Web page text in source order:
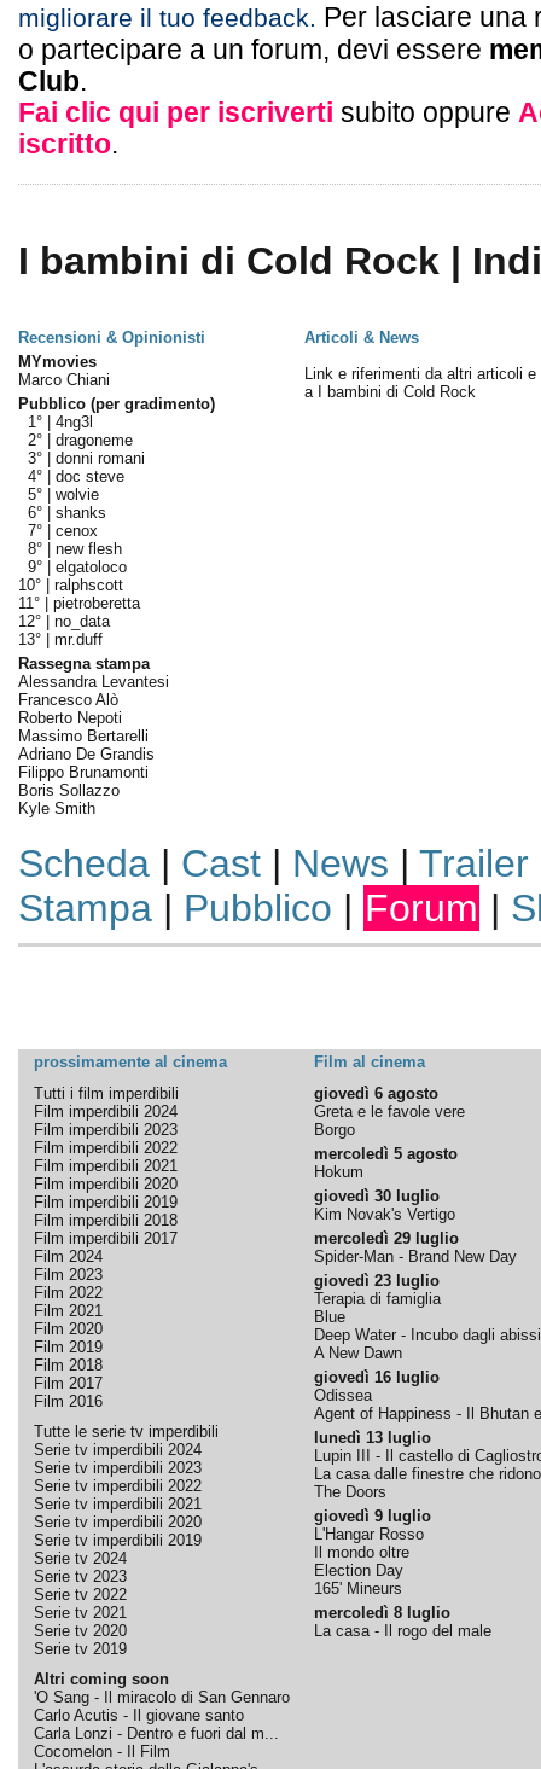
migliorare il tuo feedback. Per lasciare una
o partecipare a un forum, devi essere
Club.
Fai clic qui per iscriverti subito oppure
iscritto.
I bambini di Cold Rock |
Recensioni & Opinionisti
Articoli & News
MYmovies
Marco Chiani
Pubblico (per gradimento)
1° | 4ng3l
2° | dragoneme
3° | donni romani
4° | doc steve
5° | wolvie
6° | shanks
7° | cenox
8° | new flesh
9° | elgatoloco
10° | ralphscott
11° | pietroberetta
12° | no_data
13° | mr.duff
Rassegna stampa
Alessandra Levantesi
Francesco Alò
Roberto Nepoti
Massimo Bertarelli
Adriano De Grandis
Filippo Brunamonti
Boris Sollazzo
Kyle Smith
Link e riferimenti da altri articoli e
a I bambini di Cold Rock
Scheda| Cast| News | Trailer
Stampa| Pubblico | Forum |
prossimamente al cinema
Film al cinema
Tutti i film imperdibili
Film imperdibili 2024
Film imperdibili 2023
Film imperdibili 2022
Film imperdibili 2021
Film imperdibili 2020
Film imperdibili 2019
Film imperdibili 2018
Film imperdibili 2017
Film 2024
Film 2023
Film 2022
Film 2021
Film 2020
Film 2019
Film 2018
Film 2017
Film 2016
Tutte le serie tv imperdibili
Serie tv imperdibili 2024
Serie tv imperdibili 2023
Serie tv imperdibili 2022
Serie tv imperdibili 2021
Serie tv imperdibili 2020
Serie tv imperdibili 2019
Serie tv 2024
Serie tv 2023
Serie tv 2022
Serie tv 2021
Serie tv 2020
Serie tv 2019
Altri coming soon
'O Sang - Il miracolo di San Gennaro
Carlo Acutis - Il giovane santo
Carla Lonzi - Dentro e fuori dal m...
Cocomelon - Il Film
giovedì 6 agosto
Greta e le favole vere
Borgo
mercoledì 5 agosto
Hokum
giovedì 30 luglio
Kim Novak's Vertigo
mercoledì 29 luglio
Spider-Man - Brand New Day
giovedì 23 luglio
Terapia di famiglia
Blue
Deep Water - Incubo dagli abissi
A New Dawn
giovedì 16 luglio
Odissea
Agent of Happiness - Il Bhutan
lunedì 13 luglio
Lupin III - Il castello di
La casa dalle finestre che ridono
The Doors
giovedì 9 luglio
L'Hangar Rosso
Il mondo oltre
Election Day
165' Mineurs
mercoledì 8 luglio
La casa - Il rogo del male